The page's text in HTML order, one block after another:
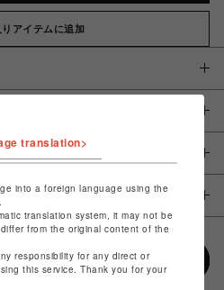
りアイテムに追加
translation>
into a foreign language using the
translation system, it may not be
from the original content of the
responsibility for any direct or
this service. Thank you for your